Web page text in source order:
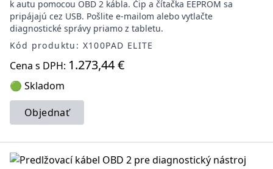
k autu pomocou OBD 2 kábla. Čip a čítačka EEPROM sa
pripájajú cez USB. Pošlite e-mailom alebo vytlačte
diagnostické správy priamo z tabletu.
Kód produktu: X100PAD ELITE
Cena s DPH: 1.273,44 €
🟢 Skladom
Objednať